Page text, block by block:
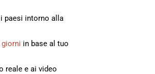
paesi intorno alla
giorni in base al tuo
reale e ai video